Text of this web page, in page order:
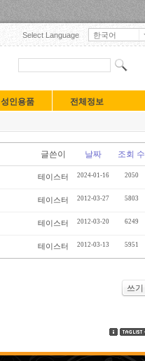
Select Language
한국어
English
日本語
中文(中国)
Français
Deutsch
Tiếng Việt
Mongolian
성인용품 전체정보
글쓴이 날짜 조회 수
테이스터 2024-01-16 2050
테이스터 2012-03-27 5803
테이스터 2012-03-20 6249
테이스터 2012-03-13 5951
쓰기